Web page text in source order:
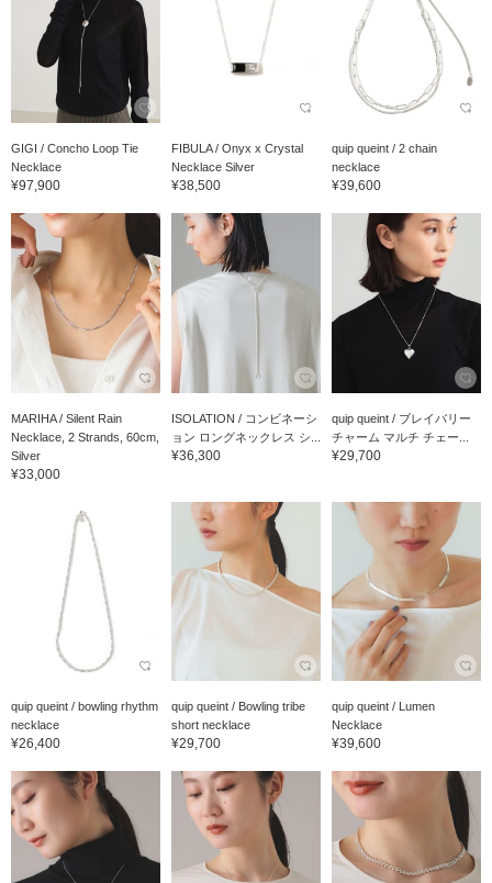
GIGI / Concho Loop Tie
Necklace
¥97,900
FIBULA / Onyx x Crystal
Necklace Silver
¥38,500
quip queint / 2 chain
necklace
¥39,600
MARIHA / Silent Rain
Necklace, 2 Strands, 60cm,
Silver
¥33,000
ISOLATION / コンビネーシ
ョン ロングネックレス シ...
¥36,300
quip queint / ブレイバリー
チャーム マルチ チェー...
¥29,700
quip queint / bowling rhythm
necklace
¥26,400
quip queint / Bowling tribe
short necklace
¥29,700
quip queint / Lumen
Necklace
¥39,600